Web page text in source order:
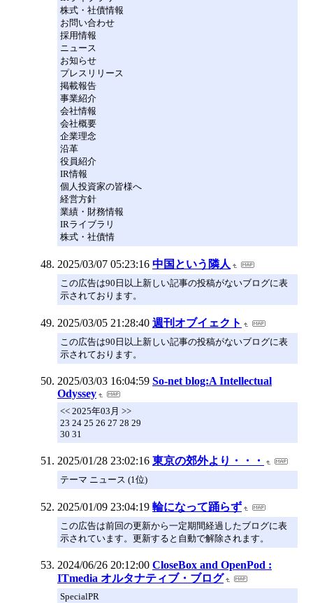
株式・社債情報
お問い合わせ
採用情報
ニュース
お知らせ
プレスリリース
掲載報告
事業紹介
会社情報
会社概要
企業理念
沿革
役員紹介
IR情報
個人投資家の皆様へ
経営方針
業績・財務情報
IRライブラリ
株式・社債情
2025/03/07 05:23:16 中国という隣人
この広告は90日以上新しい記事の投稿がないブログに表
示されております。
2025/03/05 21:28:40 週刊オブイェクト
この広告は90日以上新しい記事の投稿がないブログに表
示されております。
2025/03/03 16:04:59 So-net blog:A Intellectual
Odyssey
<< 2025年03月 >>
23 24 25 26 27 28 29
30 31
2025/01/28 23:02:16 東京の郊外より・・・
テーマ ニュース (1位)
2025/01/09 23:04:19 輪になって踊らず
この広告は前回の更新から一定期間経過したブログに表
示されています。更新すると自動で解除されます。
2024/06/26 20:12:00 CloseBox and OpenPod :
ITmedia オルタナティブ・ブログ
SpecialPR